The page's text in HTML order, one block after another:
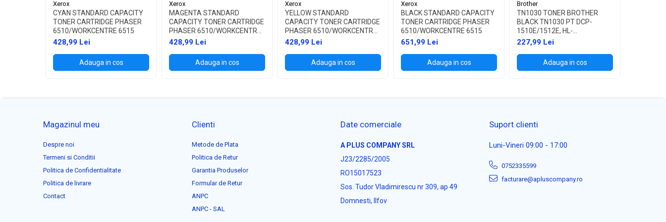
Xerox
CYAN STANDARD CAPACITY
TONER CARTRIDGE PHASER
6510/WORKCENTRE 6515
428,99 Lei
Adauga in cos
Xerox
MAGENTA STANDARD
CAPACITY TONER CARTRIDGE
PHASER 6510/WORKCENTRE
6515
428,99 Lei
Adauga in cos
Xerox
YELLOW STANDARD
CAPACITY TONER CARTRIDGE
PHASER 6510/WORKCENTRE
6515
428,99 Lei
Adauga in cos
Xerox
BLACK STANDARD CAPACITY
TONER CARTRIDGE PHASER
6510/WORKCENTRE 6515
651,99 Lei
Adauga in cos
Brother
TN1030 TONER BROTHER
BLACK TN1030 PT DCP-
1510E/1512E, HL-
1110E/1112E ,1K
227,99 Lei
Adauga in cos
Magazinul meu
Despre noi
Termeni si Conditii
Politica de Confidentialitate
Politica de livrare
Contact
Clienti
Metode de Plata
Politica de Retur
Garantia Produselor
Formular de Retur
ANPC
ANPC - SAL
Date comerciale
A PLUS COMPANY SRL
J23/2285/2005
RO15017523
Sos. Tudor Vladimirescu nr 309, ap 49
Domnesti, Ilfov
Suport clienti
Luni-Vineri 09:00 - 17:00
0752335599
facturare@apluscompany.ro